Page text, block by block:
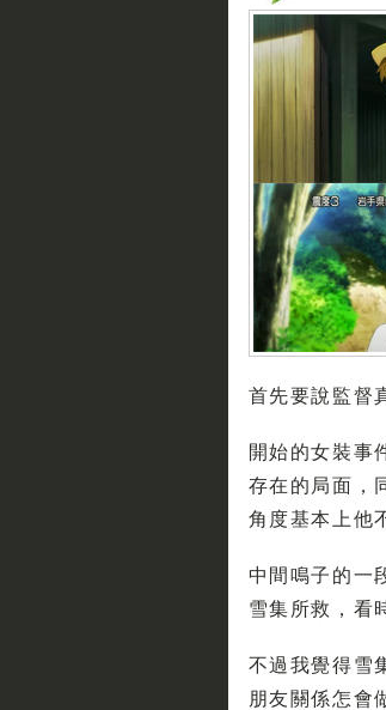
首先要說監督
開始的女裝事
存在的局面，
角度基本上他
中間鳴子的一
雪集所救，看
不過我覺得雪
朋友關係怎會